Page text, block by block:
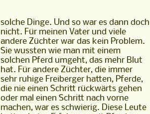
solche Dinge. Und so war es dann doch
nicht. Für meinen Vater und viele
andere Züchter war das kein Problem.
Sie wussten wie man mit einem
hat. Für andere Züchter, die immer
sehr ruhige Freiberger hatten, Pferde,
die nie einen Schritt rückwärts gehen
oder mal einen Schritt nach vorne
machen, war es schwierig. Diese Leute